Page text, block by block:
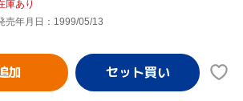
庫あり
売年月日：1999/05/13
加